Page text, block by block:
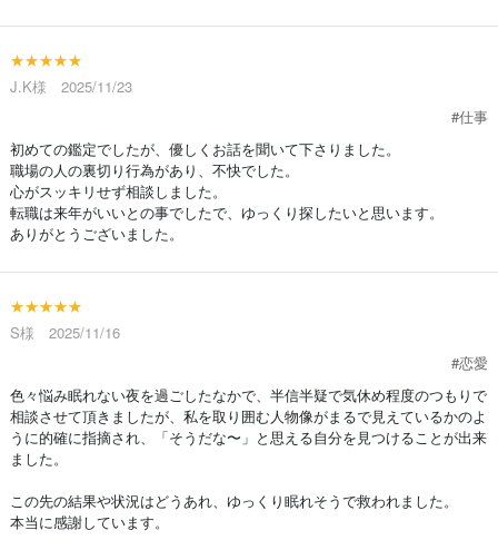
★★★★★
J.K様 2025/11/23
#仕事
初めての鑑定でしたが、優しくお話を聞いて下さりました。
職場の人の裏切り行為があり、不快でした。
心がスッキリせず相談しました。
転職は来年がいいとの事でしたで、ゆっくり探したいと思います。
ありがとうございました。
★★★★★
S様 2025/11/16
#恋愛
色々悩み眠れない夜を過ごしたなかで、半信半疑で気休め程度のつもりで
相談させて頂きましたが、私を取り囲む人物像がまるで見えているかのよ
うに的確に指摘され、「そうだな〜」と思える自分を見つけることが出来
ました。
この先の結果や状況はどうあれ、ゆっくり眠れそうで救われました。
本当に感謝しています。